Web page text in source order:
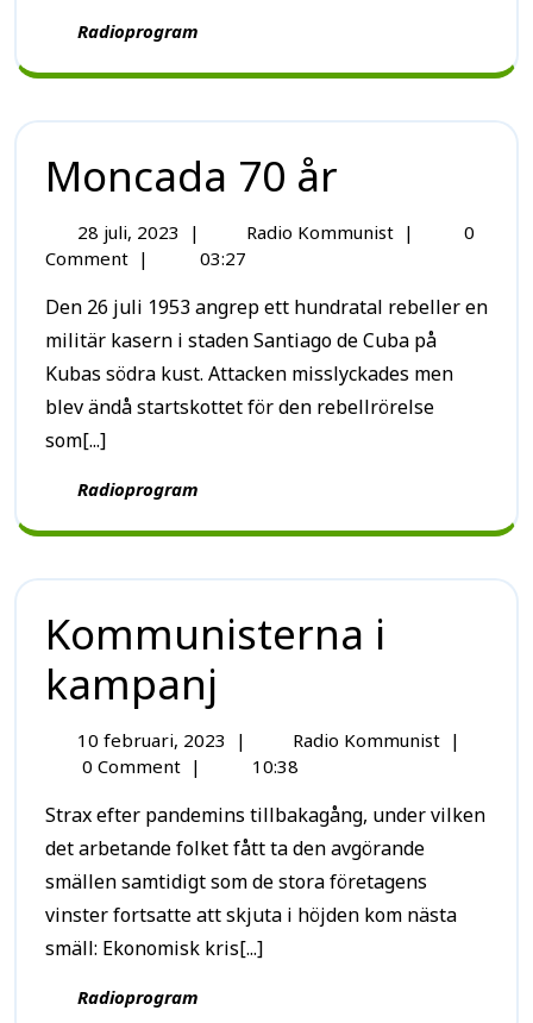
Radioprogram
Moncada 70 år
28 juli, 2023 | Radio Kommunist |
0
Comment | 03:27
Den 26 juli 1953 angrep ett hundratal rebeller en
militär kasern i staden Santiago de Cuba på
Kubas södra kust. Attacken misslyckades men
blev ändå startskottet för den rebellrörelse
som[...]
Radioprogram
Kommunisterna i
kampanj
10 februari, 2023 | Radio Kommunist |
0 Comment | 10:38
Strax efter pandemins tillbakagång, under vilken
det arbetande folket fått ta den avgörande
smällen samtidigt som de stora företagens
vinster fortsatte att skjuta i höjden kom nästa
smäll: Ekonomisk kris[...]
Radioprogram